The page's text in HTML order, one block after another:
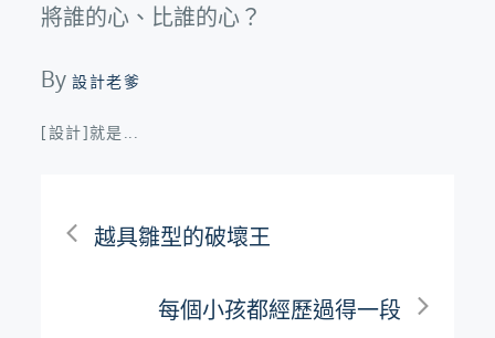
將誰的心、比誰的心？
By設計老爹
[設計]就是...
文越具雛型的破壞王
每個小孩都經歷過得一段